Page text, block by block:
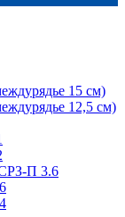
15 см)
12,5 см)
СРЗ-П 3.6